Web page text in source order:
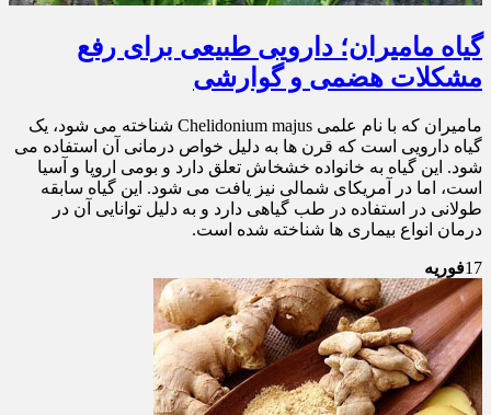
گیاه مامیران؛ دارویی طبیعی برای رفع
مشکلات هضمی و گوارشی
مامیران که با نام علمی Chelidonium majus شناخته می شود، یک
گیاه دارویی است که قرن ها به دلیل خواص درمانی آن استفاده می
شود. این گیاه به خانواده خشخاش تعلق دارد و بومی اروپا و آسیا
است، اما در آمریکای شمالی نیز یافت می شود. این گیاه سابقه
طولانی در استفاده در طب گیاهی دارد و به دلیل توانایی آن در
درمان انواع بیماری ها شناخته شده است.
17فوریه